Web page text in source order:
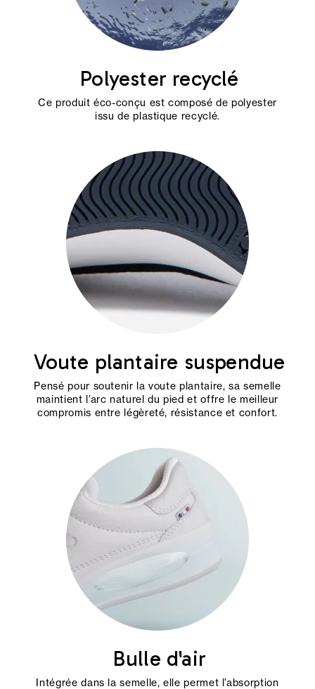
Polyester recyclé
Ce produit éco-conçu est composé de polyester
issu de plastique recyclé.
Voute plantaire suspendue
Pensé pour soutenir la voute plantaire, sa semelle
maintient l’arc naturel du pied et offre le meilleur
compromis entre légèreté, résistance et confort.
Bulle d'air
Intégrée dans la semelle, elle permet l’absorption